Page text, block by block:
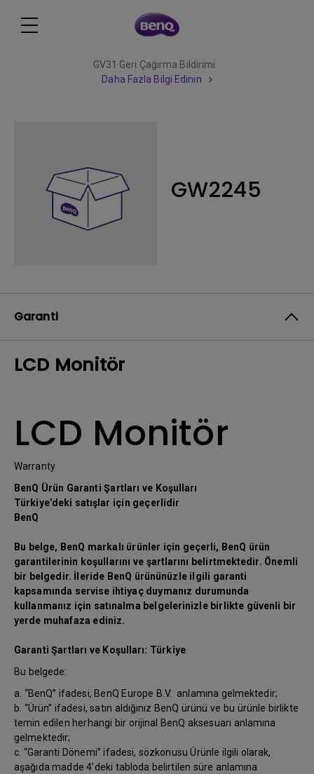
GV31 Geri Çağırma Bildirimi
Daha Fazla Bilgi Edinin
GW2245
Garanti
LCD Monitör
LCD Monitör
Warranty
BenQ Ürün Garanti Şartları ve Koşulları
Türkiye’deki satışlar için geçerlidir
BenQ
Bu belge, BenQ markalı ürünler için geçerli, BenQ ürün
garantilerinin koşullarını ve şartlarını belirtmektedir. Önemli
bir belgedir. İleride BenQ ürününüzle ilgili garanti
kapsamında servise ihtiyaç duymanız durumunda
kullanmanız için satınalma belgelerinizle birlikte güvenli bir
yerde muhafaza ediniz.
Garanti Şartları ve Koşulları: Türkiye
Bu belgede:
a. “BenQ” ifadesi, BenQ Europe B.V. anlamına gelmektedir;
b. “Ürün” ifadesi, satın aldığınız BenQ ürünü ve bu ürünle birlikte
temin edilen herhangi bir orijinal BenQ aksesuarı anlamına
gelmektedir;
c. “Garanti Dönemi” ifadesi, sözkonusu Ürünle ilgili olarak,
aşağıda madde 4’deki tabloda belirtilen süre anlamına